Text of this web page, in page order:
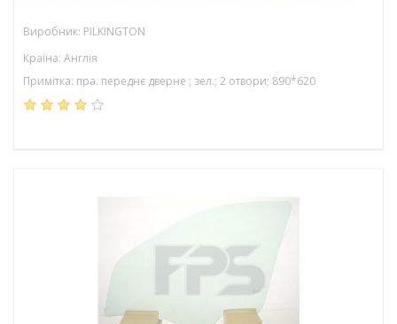
Виробник: PILKINGTON
Країна: Англія
Примітка: пра. переднє дверне ; зел.; 2 отвори; 890*620